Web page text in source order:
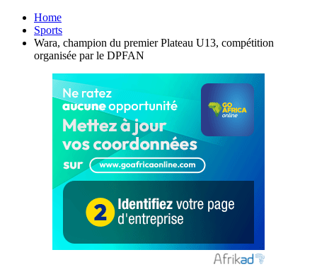
Home
Sports
Wara, champion du premier Plateau U13, compétition
organisée par le DPFAN